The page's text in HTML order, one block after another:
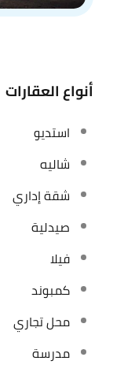
أنواع العقارات
استديو
شاليه
شقة إداري
صيدلية
فيلا
كمبوند
محل تجاري
مدرسة